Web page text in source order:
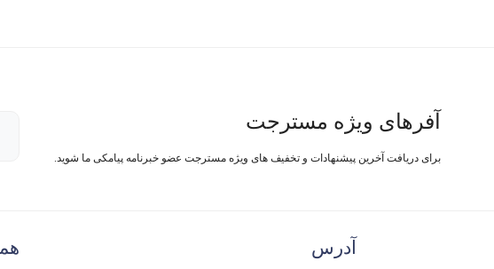
آفرهای ویژه مسترجت
برای دریافت آخرین پیشنهادات و تخفیف های ویژه مسترجت عضو خبرنامه پیامکی ما شوید.
آدرس